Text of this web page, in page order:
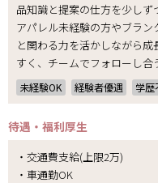
品知識と提案の仕方を少しず
アパレル未経験の方やブラ
と関わる力を活かしながら
すく、チームでフォローし合
未経験OK 経験者優遇 学歴
待遇・福利厚生
・交通費支給(上限2万)
・車通勤OK